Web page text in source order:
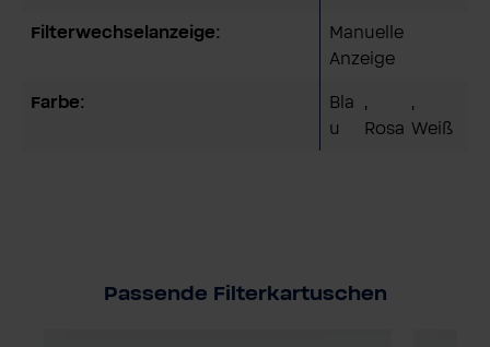
Filterwechselanzeige:
Manuelle
Anzeige
Farbe:
Bla
u
,
Rosa
,
Weiß
Passende Filterkartuschen